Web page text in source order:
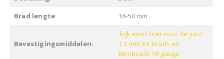
Brad lengte:
16-50 mm
Bevestigingsmiddelen:
kijk eens hier voor de juist
1.2 mm AX brads en
Minibrads 18 gauge